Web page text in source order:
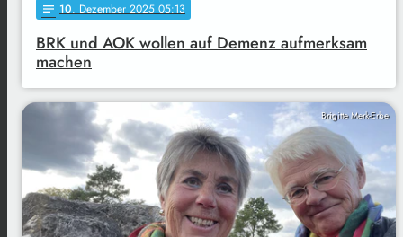
notes 10. Dezember 2025 05:13
BRK und AOK wollen auf Demenz aufmerksam
machen
Brigitte Merk-Erbe